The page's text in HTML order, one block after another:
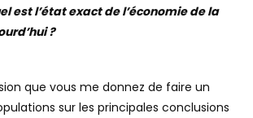
est l’état exact de l’économie de la
?
que vous me donnez de faire un
sur les principales conclusions